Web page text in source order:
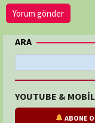
ARA
YOUTUBE & MOBİL
ABONE